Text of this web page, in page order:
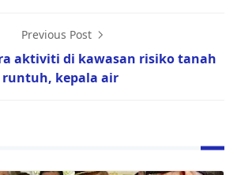
Previous Post
aktiviti di kawasan risiko tanah
runtuh, kepala air